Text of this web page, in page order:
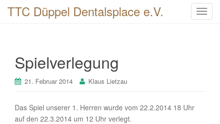
T
TTC Düppel Dentalsplace e.V.
Spielverlegung
21. Februar 2014 Klaus Lietzau
Das Spiel unserer 1. Herren wurde vom 22.2.2014 18 Uhr
auf den 22.3.2014 um 12 Uhr verlegt.